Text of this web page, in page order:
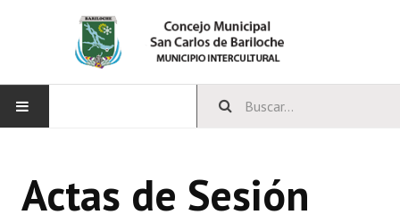
CONCEJO
Actas de Sesión